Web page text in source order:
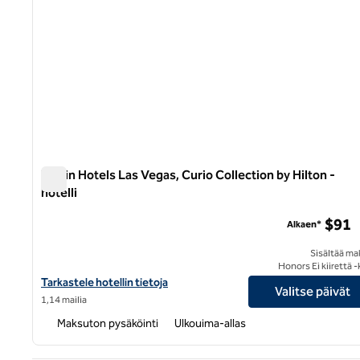
Virgin Hotels Las Vegas, Curio Collection by Hilton -
hotelli
Katso hotellitiedot kohteesta Virgin Hotels Las Vegas, Curio
Tarkastele hotellin tietoja
1,14 mailia
Alkaen* $91
Sisältää
Honors Ei kiirettä -
Valitse päivät
Maksuton pysäköinti Ulkouima-allas